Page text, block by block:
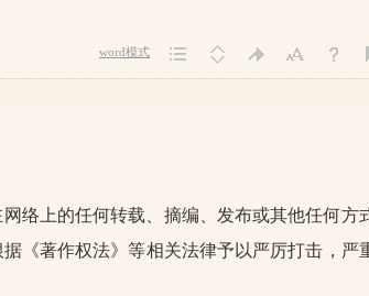
word模式
络上的任何转载、摘编、发布或其他任何方
《著作权法》等相关法律予以严厉打击，严